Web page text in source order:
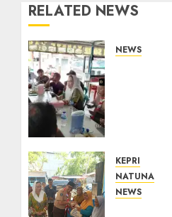
RELATED NEWS
NEWS
Wakil
Bupati
Natuna
KEPRI
NATUNA
NEWS